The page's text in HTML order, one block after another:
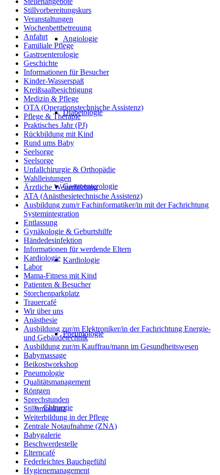
Angiologie
Diabetologie
Gastroenterologie
Kardiologie
Pneumologie
Chirurgie
Stillvorbereitungskurs
Veranstaltungen
Wochenbettbetreuung
Anfahrt
Familiale Pflege
Gastroenterologie
Geschichte
Informationen für Besucher
Kinder-Wasserspaß
Kreißsaalbesichtigung
Medizin & Pflege
OTA (Operationstechnische Assistenz)
Pflege & Therapie
Praktisches Jahr (PJ)
Rückbildung mit Kind
Rund ums Baby
Seelsorge
Seelsorge
Unfallchirurgie & Orthopädie
Wahlleistungen
Ärztliche Weiterbildung
ATA (Anästhesietechnische Assistenz)
Ausbildung zum/r Fachinformatiker/in mit der Fachrichtung
Systemintegration
Entlassung
Gynäkologie & Geburtshilfe
Händedesinfektion
Informationen für werdende Eltern
Kardiologie
Labor
Mama-Fitness mit Kind
Patienten & Besucher
Storchenparkplatz
Trauercafé
Wir über uns
Anästhesie
Ausbildung zur/m Elektroniker/in der Fachrichtung Energie-
und Gebäudetechnik
Ausbildung zur/m Kauffrau/mann im Gesundheitswesen
Babymassage
Beikostworkshop
Pneumologie
Qualitätsmanagement
Röntgen
Sprechstunden
Stillambulanz
Weiterbildung in der Pflege
Zentrale Notaufnahme (ZNA)
Babygalerie
Beschwerdestelle
Elterncafé
Federleichtes Bauchgefühl
Hygienemanagement